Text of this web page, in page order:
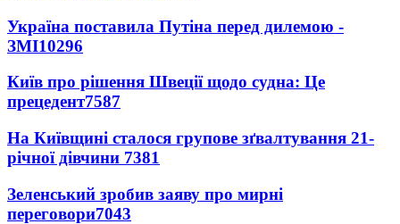
Україна поставила Путіна перед дилемою -
ЗМІ10296
Київ про рішення Швеції щодо судна: Це
прецедент7587
На Київщині сталося групове зґвалтування 21-
річної дівчини 7381
Зеленський зробив заяву про мирні
переговори7043